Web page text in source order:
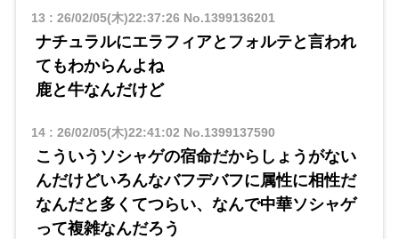
13 : 26/02/05(木)22:37:26 No.1399136201
ナチュラルにエラフィアとフォルテと言われ
てもわからんよね
鹿と牛なんだけど
14: 26/02/05(木)22:41:02 No.1399137590
こういうソシャゲの宿命だからしょうがない
んだけどいろんなバフデバフに属性に相性だ
なんだと多くてつらい、なんで中華ソシャゲ
って複雑なんだろう